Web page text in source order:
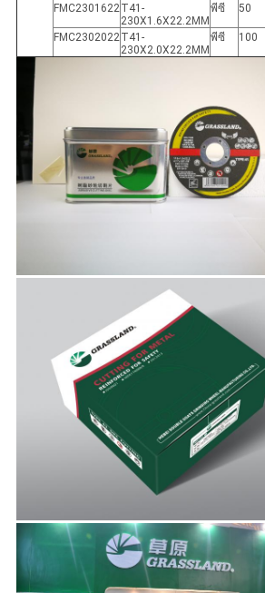
FMC2301622T41-
230X1.6X22.2MM
พีซี 50
FMC2302022T41-
230X2.0X22.2MM
พีซี 100